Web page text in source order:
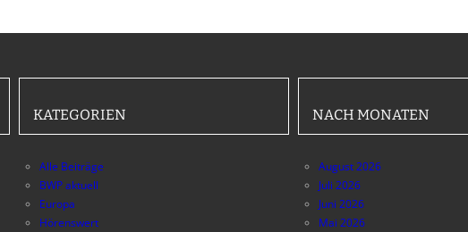
KATEGORIEN
Alle Beiträge
BWP aktuell
Europa
Hörenswert
NACH MONATEN
August 2026
Juli 2026
Juni 2026
Mai 2026